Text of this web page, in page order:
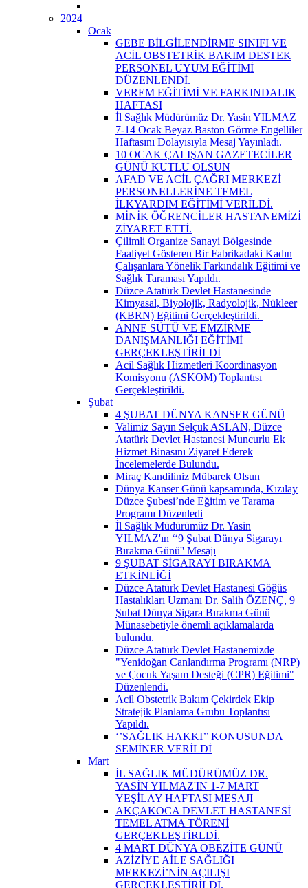
2024
Ocak
GEBE BİLGİLENDİRME SINIFI VE
ACİL OBSTETRİK BAKIM DESTEK
PERSONEL UYUM EĞİTİMİ
DÜZENLENDİ.
VEREM EĞİTİMİ VE FARKINDALIK
HAFTASI
İl Sağlık Müdürümüz Dr. Yasin YILMAZ
7-14 Ocak Beyaz Baston Görme Engelliler
Haftasını Dolayısıyla Mesaj Yayınladı.
10 OCAK ÇALIŞAN GAZETECİLER
GÜNÜ KUTLU OLSUN
AFAD VE ACİL ÇAĞRI MERKEZİ
PERSONELLERİNE TEMEL
İLKYARDIM EĞİTİMİ VERİLDİ.
MİNİK ÖĞRENCİLER HASTANEMİZİ
ZİYARET ETTİ.
Çilimli Organize Sanayi Bölgesinde
Faaliyet Gösteren Bir Fabrikadaki Kadın
Çalışanlara Yönelik Farkındalık Eğitimi ve
Sağlık Taraması Yapıldı.
Düzce Atatürk Devlet Hastanesinde
Kimyasal, Biyolojik, Radyolojik, Nükleer
(KBRN) Eğitimi Gerçekleştirildi. ​
ANNE SÜTÜ VE EMZİRME
DANIŞMANLIĞI EĞİTİMİ
GERÇEKLEŞTİRİLDİ
Acil Sağlık Hizmetleri Koordinasyon
Komisyonu (ASKOM) Toplantısı
Gerçekleştirildi.
Şubat
4 ŞUBAT DÜNYA KANSER GÜNÜ
Valimiz Sayın Selçuk ASLAN, Düzce
Atatürk Devlet Hastanesi Muncurlu Ek
Hizmet Binasını Ziyaret Ederek
İncelemelerde Bulundu.
Miraç Kandiliniz Mübarek Olsun
Dünya Kanser Günü kapsamında, Kızılay
Düzce Şubesi’nde Eğitim ve Tarama
Programı Düzenledi
İl Sağlık Müdürümüz Dr. Yasin
YILMAZ'ın ‘‘9 Şubat Dünya Sigarayı
Bırakma Günü'' Mesajı
9 ŞUBAT SİGARAYI BIRAKMA
ETKİNLİĞİ
Düzce Atatürk Devlet Hastanesi Göğüs
Hastalıkları Uzmanı Dr. Salih ÖZENÇ, 9
Şubat Dünya Sigara Bırakma Günü
Münasebetiyle önemli açıklamalarda
bulundu.
Düzce Atatürk Devlet Hastanemizde
"Yenidoğan Canlandırma Programı (NRP)
ve Çocuk Yaşam Desteği (CPR) Eğitimi"
Düzenlendi.
Acil Obstetrik Bakım Çekirdek Ekip
Stratejik Planlama Grubu Toplantısı
Yapıldı.
‘’SAĞLIK HAKKI’’ KONUSUNDA
SEMİNER VERİLDİ
Mart
İL SAĞLIK MÜDÜRÜMÜZ DR.
YASİN YILMAZ'IN 1-7 MART
YEŞİLAY HAFTASI MESAJI
AKÇAKOCA DEVLET HASTANESİ
TEMEL ATMA TÖRENİ
GERÇEKLEŞTİRLDİ.
4 MART DÜNYA OBEZİTE GÜNÜ
AZİZİYE AİLE SAĞLIĞI
MERKEZİ’NİN AÇILIŞI
GERÇEKLEŞTİRİLDİ.